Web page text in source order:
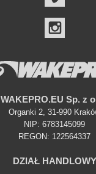
WAKEPRO.EU Sp. z
Organki 2, 31-990
NIP: 6783145099
REGON: 122564337
DZIAŁ HANDLOWY